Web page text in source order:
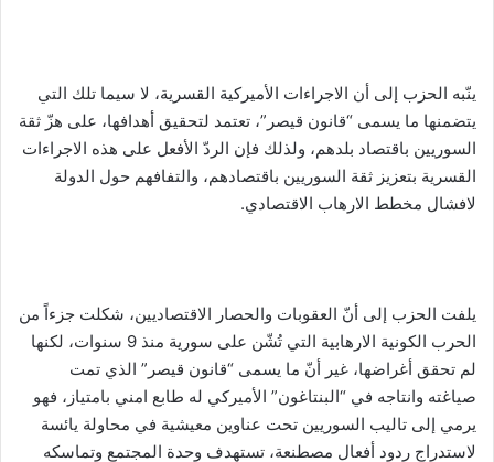
ينّبه الحزب إلى أن الاجراءات الأميركية القسرية، لا سيما تلك التي
يتضمنها ما يسمى “قانون قيصر”، تعتمد لتحقيق أهدافها، على هزّ ثقة
السوريين باقتصاد بلدهم، ولذلك فإن الردّ الأفعل على هذه الاجراءات
القسرية بتعزيز ثقة السوريين باقتصادهم، والتفافهم حول الدولة
لافشال مخطط الارهاب الاقتصادي.
يلفت الحزب إلى أنّ العقوبات والحصار الاقتصاديين، شكلت جزءاً من
الحرب الكونية الارهابية التي تُشّن على سورية منذ 9 سنوات، لكنها
لم تحقق أغراضها، غير أنّ ما يسمى “قانون قيصر” الذي تمت
صياغته وانتاجه في “البنتاغون” الأميركي له طابع امني بامتياز، فهو
يرمي إلى تاليب السوريين تحت عناوين معيشية في محاولة يائسة
لاستدراج ردود أفعال مصطنعة، تستهدف وحدة المجتمع وتماسكه